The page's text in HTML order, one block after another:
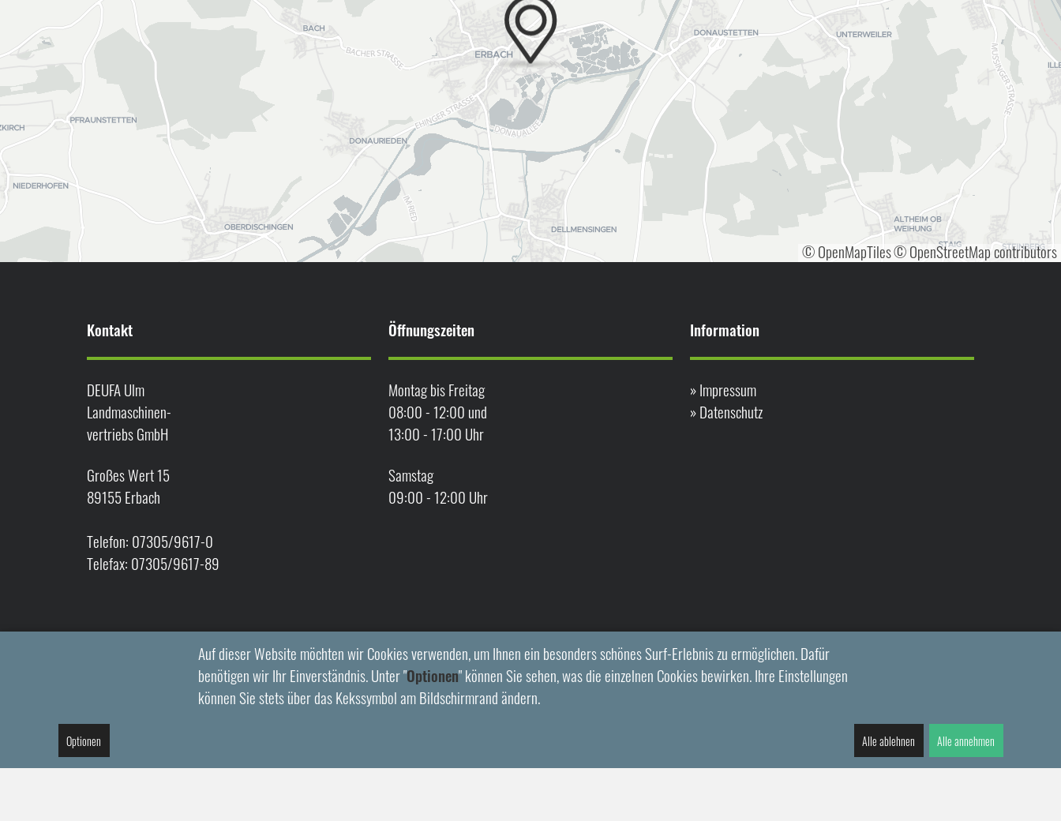
© OpenMapTiles© OpenStreetMap contributors
Kontakt
DEUFA Ulm
Landmaschinen-
vertriebs GmbH
Großes Wert 15
89155 Erbach
Telefon: 07305/9617-0
Telefax: 07305/9617-89
Öffnungszeiten
Montag bis Freitag
08:00 - 12:00 und
13:00 - 17:00 Uhr
Samstag
09:00 - 12:00 Uhr
Information
»Impressum
»Datenschutz
Auf dieser Website möchten wir Cookies verwenden, um Ihnen ein besonders schönes Surf-Erlebnis zu ermöglichen. Dafür
benötigen wir Ihr Einverständnis. Unter "Optionen" können Sie sehen, was die einzelnen Cookies bewirken. Ihre Einstellungen
können Sie stets über das Kekssymbol am Bildschirmrand ändern.
Optionen Alle ablehnen Alle annehmen